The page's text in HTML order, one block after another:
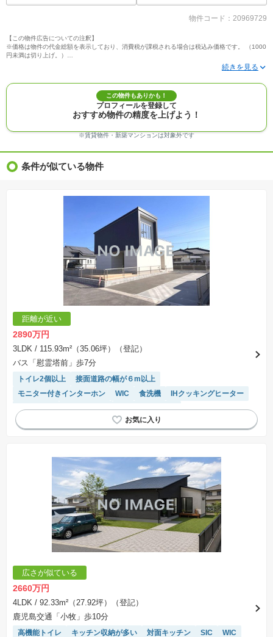
物件コード：20969729
【この物件広告についての注釈】
※価格は物件の代金総額を表示しており、消費税が課税される場合は税込み価格です。 （1000
円未満は切り上げ。）
※写真に写っている、またはパース（絵）や間取り図に描かれている家具や車などは、特にコ
※建築条件付き土地価格には、建物価格は含まれません。
※物件情報は、原則として情報提供日の２日前に最終確認した情報です。
※完成予想図はいずれも外構、植栽、外観等実際のものとは多少異なることがあります。
※モデルルーム・モデルハウス・展示場・ショールームの画像の場合、今回販売の物件と異な
※ＣＧ合成の画像の場合、実際とは多少異なる場合があります。
※物件特徴：販売戸数が複数の物件は、全ての住戸に該当しない項目もあります。
※価格更新：物件価格が変更された日から１週間表示されます。
の一例であって、プランの採用可否は任意です。
※土地（建築条件なし）で「建物プラン例」が表記してある時、そのプラン例は特定の建築請
負会社によるもので、当該建築請負会社以外で建てた場合、同様のものが同価格で建てられる
とは限りません。また建築請負会社を特定するものではありません。
※建築条件付き土地とは、その土地に建築する建物の建築請負契約が、一定期間内に成立する
ことを条件として売買される土地のことをいいます。建築請負契約成立に向けて設計プランを
協議するため、土地購入者が自己の希望する建物の設計協議をするために必要な相当の期間の
交渉期間が設定され、その期間内で希望を満たすプランが実現できたかどうかにより結論を出
します。なお、この期間は概ね3ヶ月程度とされています。納得のいくプランが出来ず、建築請
負契約が成立しない場合、土地売買契約は白紙に戻り、土地契約にかかった代金（土地代金、
手付金など）は名目のいかんに関わらず、全て返却されます。
※課税対象物件の「価格」や「費用等」は消費税込みの「総額表示」で統一しています。
※「本体価格」とは、課税対象物件においては「消費税を除いた建物価格」と「土地価格」の
合計額を指します。
表示されておりません。
※取引にかかる費用：物件の契約手続き、決済、引き渡し時にかかる費用を表示しています。
不動産会社によって表記有無が異なるため、ご自身で十分な確認をしていただくようにお願い
いたします。
場合があります。
この物件もありかも！
プロフィールを登録して
おすすめ物件の精度を上げよう！
※賃貸物件・新築マンションは対象外です
条件が似ている物件
距離が近い
2890万円
3LDK / 115.93m²（35.06坪）（登記）
バス「慰霊塔前」歩7分
トイレ2個以上
接面道路の幅が６m以上
モニター付きインターホン
WIC 食洗機
IHクッキングヒーター
浴室乾燥機
温水洗浄便座 システムキッチン
広さが似ている
2660万円
4LDK / 92.33m²（27.92坪）（登記）
鹿児島交通「小牧」歩10分
高機能トイレ キッチン収納が多い 対面キッチン SIC WIC